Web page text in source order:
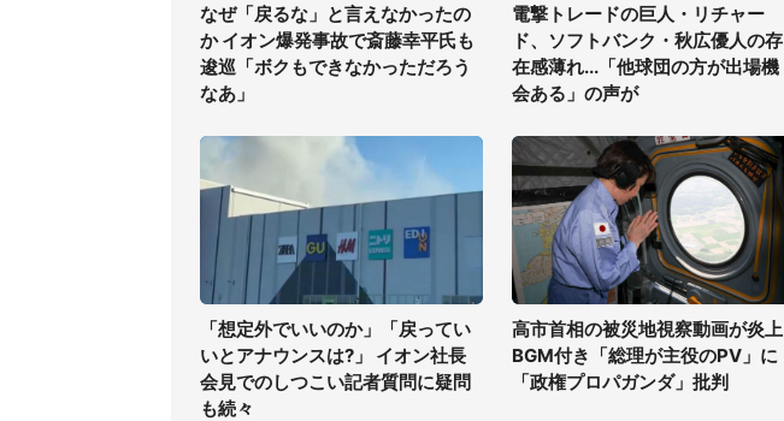
なぜ「戻るな」と言えなかったの
か イオン爆発事故で斎藤幸平氏も
逡巡「ボクもできなかっただろう
なあ」
電撃トレードの巨人・リチャー
ド、ソフトバンク・秋広優人の存
在感薄れ...「他球団の方が出場機
会ある」の声が
「想定外でいいのか」「戻ってい
いとアナウンスは?」 イオン社長
会見でのしつこい記者質問に疑問
も続々
高市首相の被災地視察動画が炎上
BGM付き「総理が主役のPV」に
「政権プロパガンダ」批判